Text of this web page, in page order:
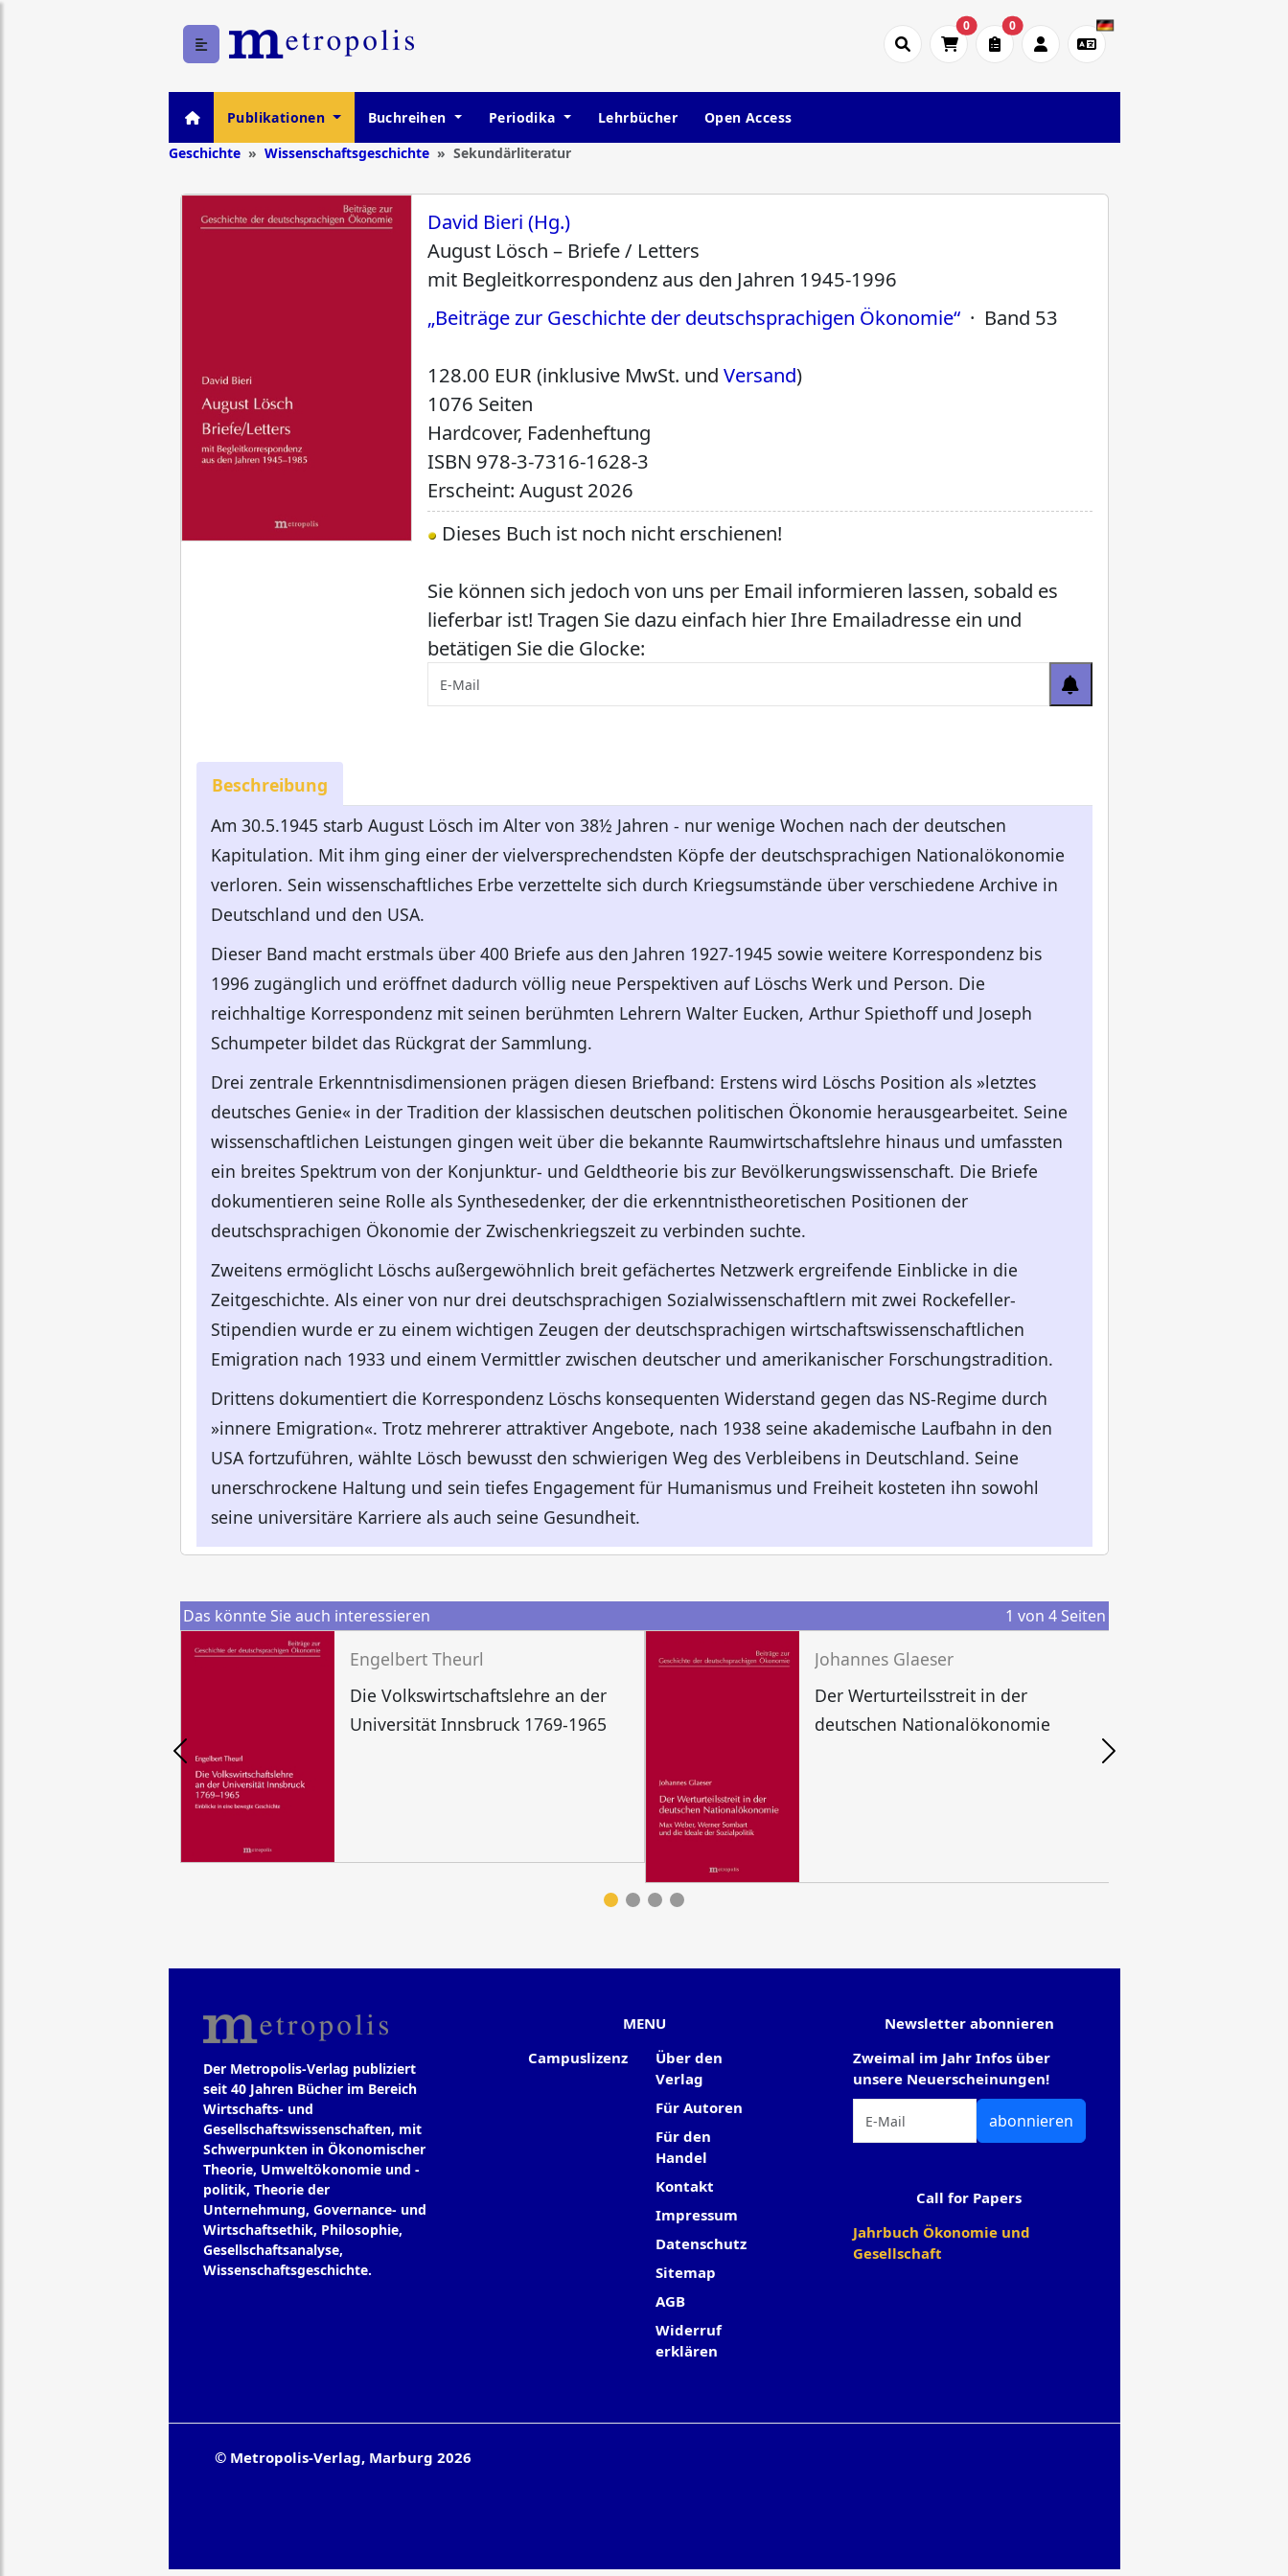
0 0
Publikationen Buchreihen Periodika Lehrbücher
Open Access
Geschichte
Wissenschaftsgeschichte Sekundärliteratur
David Bieri (Hg.)
August Lösch – Briefe / Letters
mit Begleitkorrespondenz aus den Jahren 1945-1996
„Beiträge zur Geschichte der deutschsprachigen Ökonomie“ · Band 53
128.00 EUR (inklusive MwSt. undVersand)
1076 Seiten
Hardcover, Fadenheftung
ISBN 978-3-7316-1628-3
Erscheint: August 2026
Dieses Buch ist noch nicht erschienen!
Sie können sich jedoch von uns per Email informieren lassen, sobald es
lieferbar ist! Tragen Sie dazu einfach hier Ihre Emailadresse ein und
betätigen Sie die Glocke:
Beschreibung
Am 30.5.1945 starb August Lösch im Alter von 38½ Jahren - nur wenige Wochen nach der deutschen
Kapitulation. Mit ihm ging einer der vielversprechendsten Köpfe der deutschsprachigen Nationalökonomie
verloren. Sein wissenschaftliches Erbe verzettelte sich durch Kriegsumstände über verschiedene Archive in
Deutschland und den USA.
Dieser Band macht erstmals über 400 Briefe aus den Jahren 1927-1945 sowie weitere Korrespondenz bis
1996 zugänglich und eröffnet dadurch völlig neue Perspektiven auf Löschs Werk und Person. Die
reichhaltige Korrespondenz mit seinen berühmten Lehrern Walter Eucken, Arthur Spiethoff und Joseph
Schumpeter bildet das Rückgrat der Sammlung.
Drei zentrale Erkenntnisdimensionen prägen diesen Briefband: Erstens wird Löschs Position als »letztes
deutsches Genie« in der Tradition der klassischen deutschen politischen Ökonomie herausgearbeitet. Seine
wissenschaftlichen Leistungen gingen weit über die bekannte Raumwirtschaftslehre hinaus und umfassten
ein breites Spektrum von der Konjunktur- und Geldtheorie bis zur Bevölkerungswissenschaft. Die Briefe
dokumentieren seine Rolle als Synthesedenker, der die erkenntnistheoretischen Positionen der
deutschsprachigen Ökonomie der Zwischenkriegszeit zu verbinden suchte.
Zweitens ermöglicht Löschs außergewöhnlich breit gefächertes Netzwerk ergreifende Einblicke in die
Zeitgeschichte. Als einer von nur drei deutschsprachigen Sozialwissenschaftlern mit zwei Rockefeller-
Stipendien wurde er zu einem wichtigen Zeugen der deutschsprachigen wirtschaftswissenschaftlichen
Emigration nach 1933 und einem Vermittler zwischen deutscher und amerikanischer Forschungstradition.
Drittens dokumentiert die Korrespondenz Löschs konsequenten Widerstand gegen das NS-Regime durch
»innere Emigration«. Trotz mehrerer attraktiver Angebote, nach 1938 seine akademische Laufbahn in den
USA fortzuführen, wählte Lösch bewusst den schwierigen Weg des Verbleibens in Deutschland. Seine
unerschrockene Haltung und sein tiefes Engagement für Humanismus und Freiheit kosteten ihn sowohl
seine universitäre Karriere als auch seine Gesundheit.
Das könnte Sie auch interessieren 1 von 4Seiten
Engelbert Theurl
Die Volkswirtschaftslehre an der
Universität Innsbruck 1769-1965
Johannes Glaeser
Der Werturteilsstreit in der
deutschen Nationalökonomie
Der Metropolis-Verlag publiziert
seit 40 Jahren Bücher im Bereich
Wirtschafts- und
Gesellschaftswissenschaften, mit
Schwerpunkten in Ökonomischer
Theorie, Umweltökonomie und -
politik, Theorie der
Unternehmung, Governance- und
Wirtschaftsethik, Philosophie,
Gesellschaftsanalyse,
Wissenschaftsgeschichte.
MENU
Campuslizenz
Über den
Verlag
Für Autoren
Für den
Handel
Kontakt
Impressum
Datenschutz
Sitemap
AGB
Widerruf
erklären
Newsletter abonnieren
Zweimal im Jahr Infos über
unsere Neuerscheinungen!
abonnieren
Call for Papers
Jahrbuch Ökonomie und
Gesellschaft
© Metropolis-Verlag, Marburg 2026